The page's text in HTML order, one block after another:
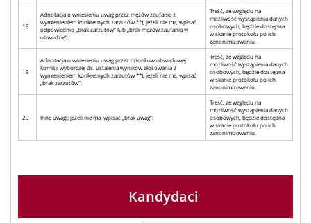
18
Adnotacja o wniesieniu uwag przez mężów zaufania z
wymienieniem konkretnych zarzutów **); jeżeli nie ma, wpisać
odpowiednio „brak zarzutów” lub „brak mężów zaufania w
obwodzie”:
Treść, ze względu na
możliwość wystąpienia danych
osobowych, będzie dostępna
w skanie protokołu po ich
zanonimizowaniu.
19
Adnotacja o wniesieniu uwag przez członków obwodowej
komisji wyborczej ds. ustalenia wyników głosowania z
wymienieniem konkretnych zarzutów **); jeżeli nie ma, wpisać
„brak zarzutów”:
Treść, ze względu na
możliwość wystąpienia danych
osobowych, będzie dostępna
w skanie protokołu po ich
zanonimizowaniu.
20 Inne uwagi; jeżeli nie ma, wpisać „brak uwag”:
Treść, ze względu na
możliwość wystąpienia danych
osobowych, będzie dostępna
w skanie protokołu po ich
zanonimizowaniu.
Kandydaci